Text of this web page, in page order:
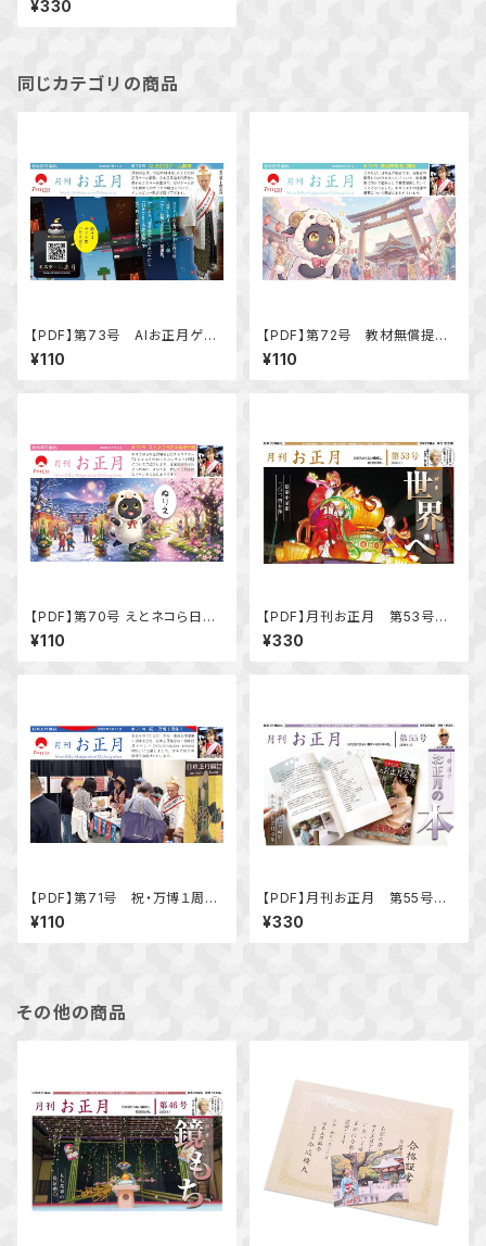
¥330
同じカテゴリの商品
【PDF】第73号 AIお正月ゲー
ム開発
¥110
【PDF】第72号 教材無償提供
開始
¥110
【PDF】第70号 えとネコら日本
縦断計画
¥110
【PDF】月刊お正月 第53号
特集 世界へ「ＡＩが選んだ世
界に誇る日本のお正月の伝統
文化トップ20」
¥330
【PDF】第71号 祝・万博１周
年！
¥110
【PDF】月刊お正月 第55号
特集 お正月の本「お正月の
本 みんなのお正月全集」
¥330
その他の商品